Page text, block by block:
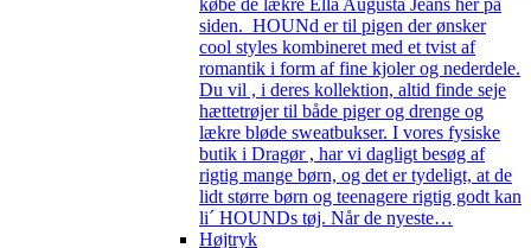
siden. HOUNd er til pigen der ønsker
cool styles kombineret med et tvist af
romantik i form af fine kjoler og nederdele.
Du vil , i deres kollektion, altid finde seje
hættetrøjer til både piger og drenge og
lækre bløde sweatbukser. I vores fysiske
butik i Dragør , har vi dagligt besøg af
rigtig mange børn, og det er tydeligt, at de
lidt større børn og teenagere rigtig godt kan
li´ HOUNDs tøj. Når de nyeste…
Højtryk